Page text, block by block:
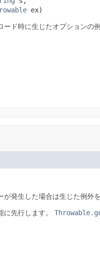
ex)
ド時に生じたオプションの例
発生した場合は生じた例外を
先行します。